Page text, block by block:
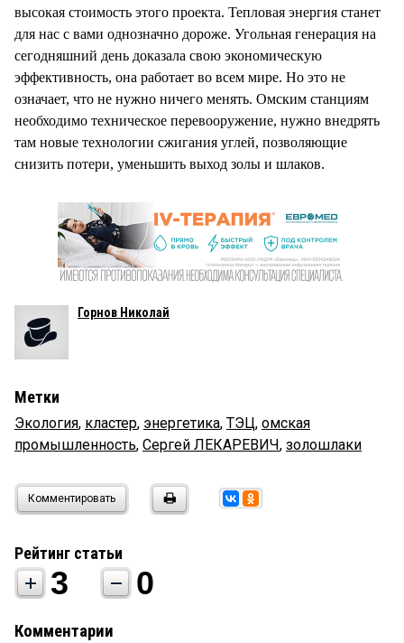
высокая стоимость этого проекта. Тепловая энергия станет
для нас с вами однозначно дороже. Угольная генерация на
сегодняшний день доказала свою экономическую
эффективность, она работает во всем мире. Но это не
означает, что не нужно ничего менять. Омским станциям
необходимо техническое перевооружение, нужно внедрять
там новые технологии сжигания углей, позволяющие
снизить потери, уменьшить выход золы и шлаков.
Горнов Николай
Метки
Экология, кластер, энергетика, ТЭЦ, омская
промышленность, Сергей ЛЕКАРЕВИЧ, золошлаки
Комментировать
Рейтинг статьи
3 0
Комментарии